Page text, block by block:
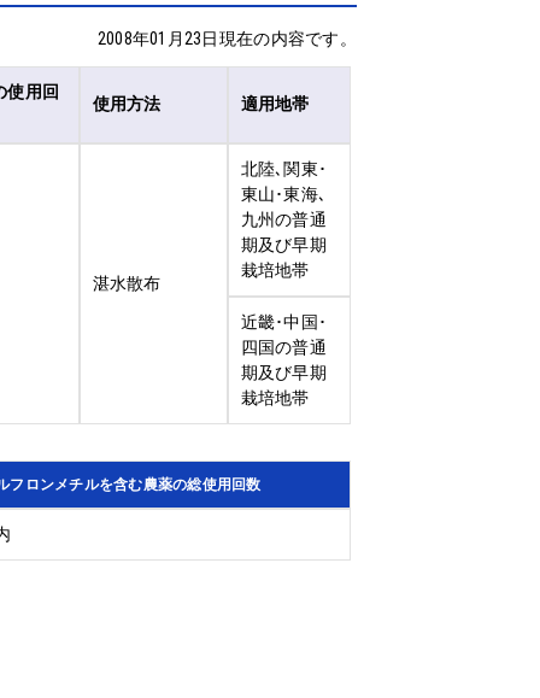
2008年01月23日現在の内容です。
使用回
使用方法 適用地帯
湛水散布
北陸､関東･
東山･東海､
九州の普通
期及び早期
栽培地帯
近畿･中国･
四国の普通
期及び早期
栽培地帯
フロンメチルを含む農薬の総使用回数